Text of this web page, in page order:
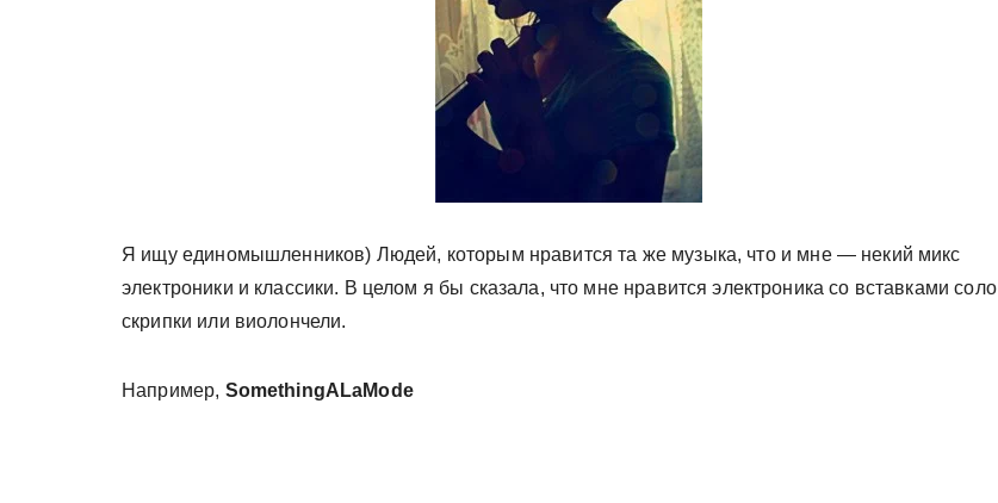
Я ищу единомышленников) Людей, которым нравится та же музыка, что и мне — некий микс
электроники и классики. В целом я бы сказала, что мне нравится электроника со вставками соло
скрипки или виолончели.
Например, SomethingALaMode